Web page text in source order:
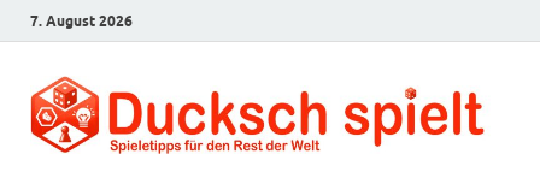
7. August 2026